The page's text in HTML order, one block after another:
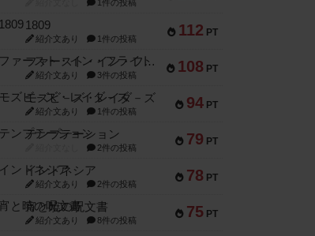
1件の投稿
112 PT
1809
紹介文あり 1件の投稿
108 PT
ファースト・イン・フライト
紹介文あり 3件の投稿
94 PT
モズビ－ズ・レイダ－ズ
紹介文あり 1件の投稿
79 PT
テンプテーション
2件の投稿
78 PT
インドネシア
紹介文あり 2件の投稿
75 PT
宵と暁の呪文書
紹介文あり 8件の投稿